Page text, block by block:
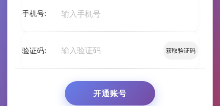
手机号:
验证码: 获取验证码
开通账号